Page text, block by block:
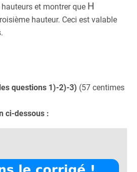
et montrer que H
hauteur. Ceci est valable
questions 1)-2)-3) (57 centimes
ci-dessous :